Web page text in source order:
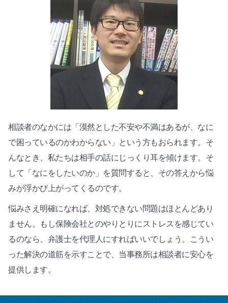
相談者のなかには「漠然とした不安や不満はあるが、なに
で困っているのかわからない」という方もおられます。そ
んなとき、私たちは相手の話にじっくり耳を傾けます。そ
して「なにをしたいのか」を質問すると、その答えから悩
みが浮かび上がってくるのです。
悩みさえ明確になれば、対処できない問題はほとんどあり
ません。もし保険会社とのやりとりにストレスを感じてい
るのなら、弁護士を代理人にすればいいでしょう。こうい
った解決の道筋を示すことで、当事務所は相談者に安心を
提供します。